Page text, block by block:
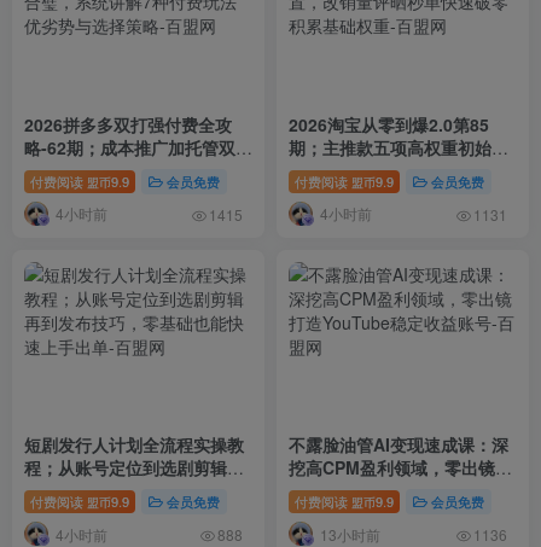
2026拼多多双打强付费全攻
略-62期；成本推广加托管双剑
合璧，系统讲解7种付费玩法
优劣势与选择策略
付费阅读 盟币9.9 会员免费
4小时前 1415
2026淘宝从零到爆2.0第85
期；主推款五项高权重初始设
置，改销量评晒秒单快速破零
积累基础权重
付费阅读 盟币9.9 会员免费
4小时前 1131
短剧发行人计划全流程实操教
程；从账号定位到选剧剪辑再
到发布技巧，零基础也能快速
上手出单
付费阅读 盟币9.9 会员免费
4小时前 888
不露脸油管AI变现速成课：深
挖高CPM盈利领域，零出镜打
造YouTube稳定收益账号
付费阅读 盟币9.9 会员免费
13小时前 1136